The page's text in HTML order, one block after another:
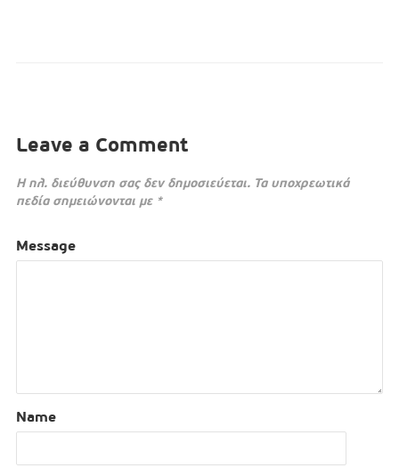
Leave a Comment
Η ηλ. διεύθυνση σας δεν δημοσιεύεται. Τα υποχρεωτικά
πεδία σημειώνονται με *
Message
Name